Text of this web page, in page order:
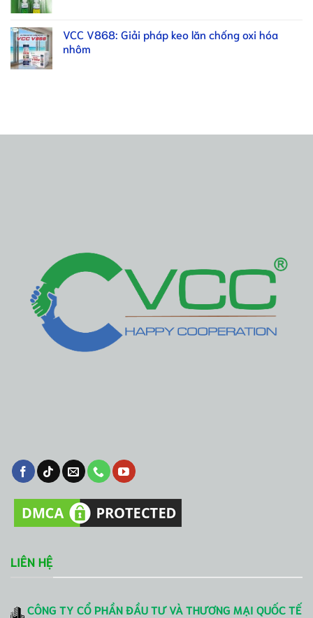
VCC V868: Giải pháp keo lăn chống oxi hóa
nhôm
LIÊN HỆ
CÔNG TY CỔ PHẦN ĐẦU TƯ VÀ THƯƠNG MẠI QUỐC TẾ